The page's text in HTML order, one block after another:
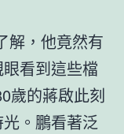
，他竟然有
看到這些檔
歲的蔣啟此刻
。鵬看著泛